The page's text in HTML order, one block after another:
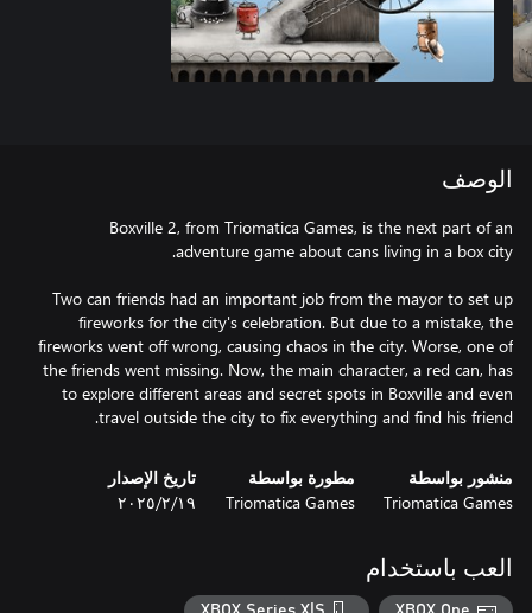
الوصف
Boxville 2, from Triomatica Games, is the next part of an
Two can friends had an important job from the mayor to set up
fireworks for the city's celebration. But due to a mistake, the
fireworks went off wrong, causing chaos in the city. Worse, one of
the friends went missing. Now, the main character, a red can, has
to explore different areas and secret spots in Boxville and even
travel outside the city to fix everything and find his friend.
منشور بواسطة
Triomatica Games
مطورة بواسطة
Triomatica Games
تاريخ الإصدار
١٩‏/٢‏/٢٠٢٥
العب باستخدام